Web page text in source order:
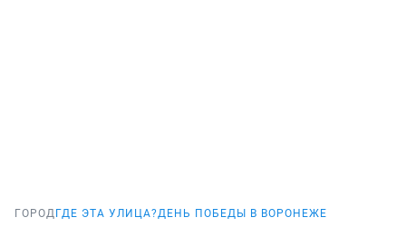
ГОРОД ГДЕ ЭТА УЛИЦА?ДЕНЬ ПОБЕДЫ В ВОРОНЕЖЕ